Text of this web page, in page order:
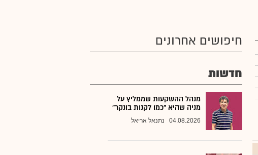
חיפושים אחרונים
חדשות
מנהל ההשקעות שממליץ על
מניה שהיא "כמו לקנות בונקר"
04.08.2026 נתנאל אריאל